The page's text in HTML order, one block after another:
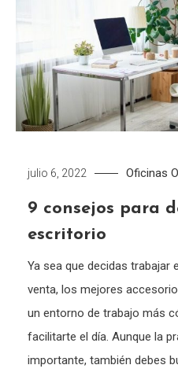
julio 6, 2022 Oficinas
9 consejos para
escritorio
Ya sea que decidas trabajar
venta, los mejores
un entorno de trabajo más
facilitarte el día. Aunque la
importante, también debes